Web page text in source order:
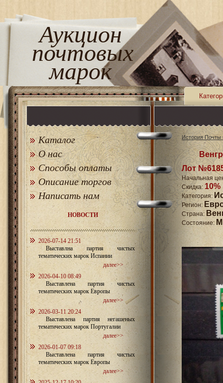
Аукцион
почтовых
марок
Каталог
О нас
Способы оплаты
Описание торгов
Написать нам
НОВОСТИ
2026-07-14 21:51
Выставлна партия чистых
тематических марок Испании
далее>>
2026-04-10 08:49
Выставлена партия чистых
тематических марок Европы
далее>>
2026-03-11 20:24
Выставлена партия негашеных
тематических марок Португалии
далее>>
2026-01-07 09:18
Выставлена партия чистых
тематических марок Европы
далее>>
История Почты
Лот
Начальная
Скидка: 10%
Категория:
Регион:
Страна:
Состояние: